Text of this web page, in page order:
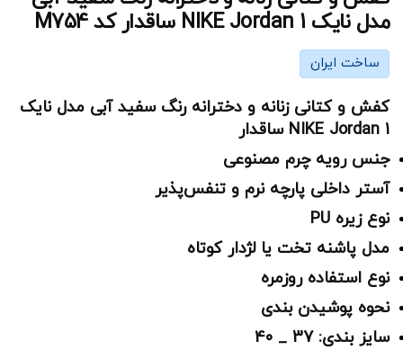
مدل نایک NIKE Jordan 1 ساقدار کد M754
ساخت ایران
کفش و کتانی زنانه و دخترانه رنگ سفید آبی مدل نایک
NIKE Jordan 1 ساقدار
جنس رویه چرم مصنوعی
آستر داخلی پارچه نرم و تنفس‌پذیر
نوع زیره PU
مدل پاشنه تخت یا لژدار کوتاه
نوع استفاده روزمره
نحوه پوشیدن بندی
سایز بندی: 37 _ 40